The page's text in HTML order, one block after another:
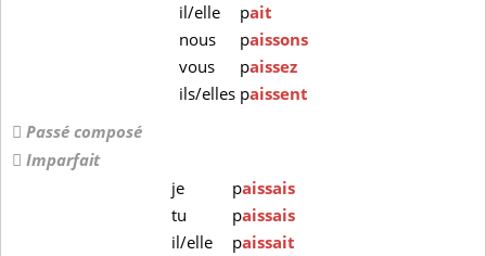
il/elle
pait
nous
paissons
vous
paissez
ils/elles paissent
Passé composé
Imparfait
je
paissais
tu
paissais
il/elle
paissait